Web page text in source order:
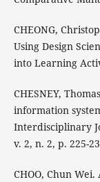
CHEONG,
Using Design
into Learning
CHESNEY,
information
Interdisciplinary
v. 2, n. 2, p. 225-
CHOO, Chun